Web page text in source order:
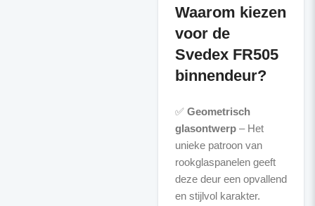
Waarom kiezen
voor de
Svedex FR505
binnendeur?
✅ Geometrisch
glasontwerp– Het
unieke patroon van
rookglaspanelen geeft
deze deur een opvallend
en stijlvol karakter.